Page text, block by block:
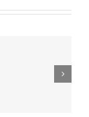
FAO: produção mundial